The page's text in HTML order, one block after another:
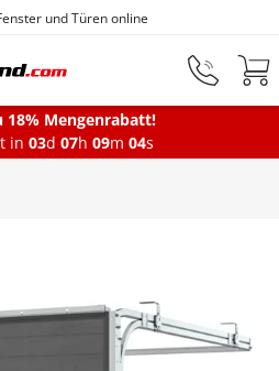
springen
und Türen online
18% Mengenrabatt!
in 03d 07h 09m 04s